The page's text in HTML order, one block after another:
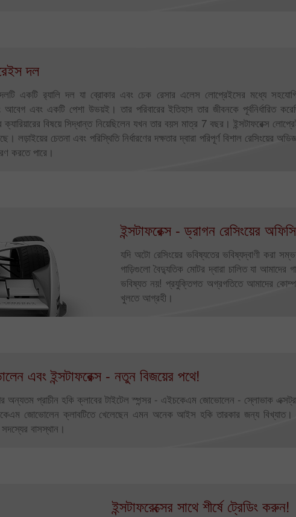
দল
একটি র‌্যালি দল যা ব্রোকার এবং চেক রেসার এলেস লোপ্রেইসের মধ্যে
এবং একটি পেশা উভয়ই। তার পরিবারের ইতিহাস তার জীবনকে পূর্বনির্ধারিত
বিষয়ে সিদ্ধান্ত নিয়েছিলেন যখন তার বয়স মাত্র 7 বছর। ইন্সটাফরেক্স
লড়াইয়ের চেতনা এবং পরিস্থিতি নির্ধারণের দক্ষতার দ্বারা পরিপূর্ণ বিশাল রেসিংয়ের
করতে পারে।
ইন্সটাফরেক্স - ড্রাগন রেসিংয়ের
যদি অটো রেসিংয়ের ভবিষ্যতের ভবিষ্যদ্বাণী করা
গাড়িগুলো বৈদ্যুতিক মোটর দ্বারা চালিত যা আমাদের
ভবিষ্যত নয়! প্রযুক্তিগত অগ্রগতিতে আমাদের
খুলতে আগ্রহী।
এবং ইন্সটাফরেক্স - নতুন বিজয়ের পথে!
অন্যতম প্রাচীন হকি ক্লাবের টাইটেল স্পন্সর - এইচকেএম জোভোলেন - স্লোভাক
জোভোলেন ক্লাবটিতে খেলেছেন এমন অনেক আইস হকি তারকার জন্য
বাসস্থান।
ইন্সটাফরেক্সের সাথে শীর্ষে ট্রেডিং করুন!